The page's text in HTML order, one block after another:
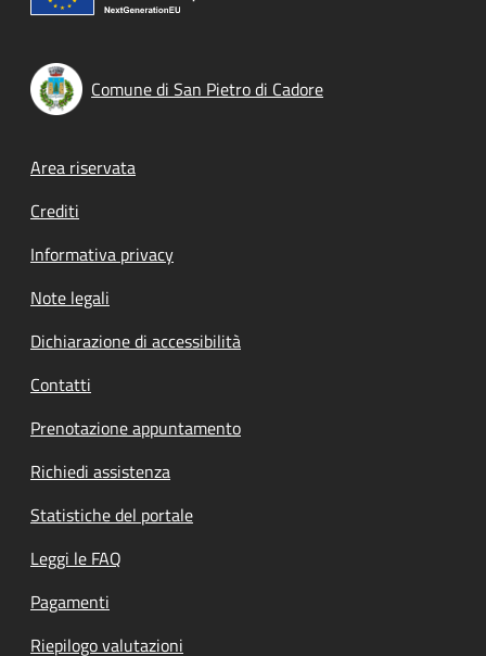
Comune di San Pietro di Cadore
Footer menu
Area riservata
Crediti
Informativa privacy
Note legali
Dichiarazione di accessibilità
Contatti
Prenotazione appuntamento
Richiedi assistenza
Statistiche del portale
Leggi le FAQ
Pagamenti
Riepilogo valutazioni